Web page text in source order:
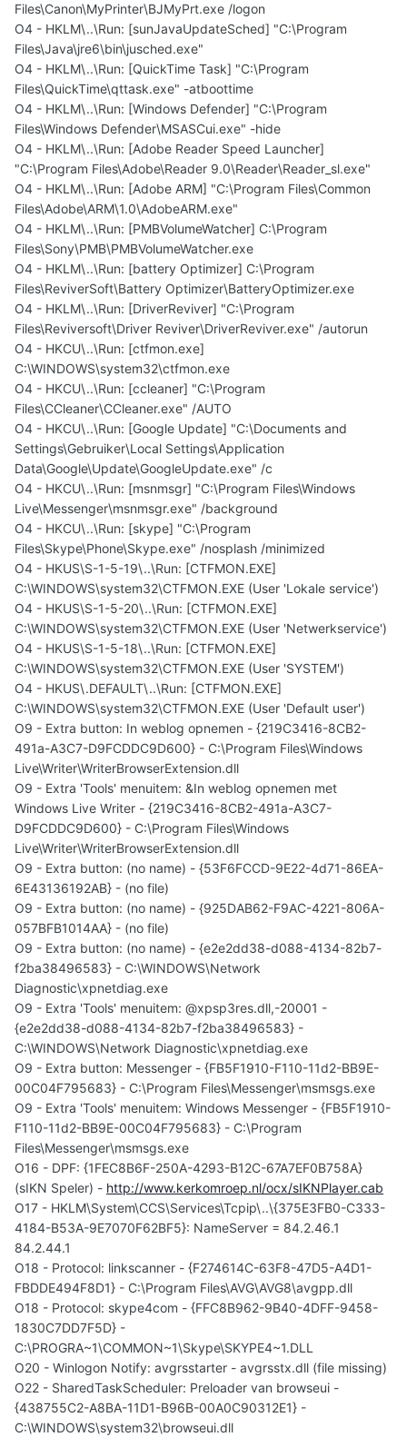
Files\Canon\MyPrinter\BJMyPrt.exe /logon
O4 - HKLM\..\Run: [sunJavaUpdateSched] "C:\Program
Files\Java\jre6\bin\jusched.exe"
O4 - HKLM\..\Run: [QuickTime Task] "C:\Program
Files\QuickTime\qttask.exe" -atboottime
O4 - HKLM\..\Run: [Windows Defender] "C:\Program
Files\Windows Defender\MSASCui.exe" -hide
O4 - HKLM\..\Run: [Adobe Reader Speed Launcher]
"C:\Program Files\Adobe\Reader 9.0\Reader\Reader_sl.exe"
O4 - HKLM\..\Run: [Adobe ARM] "C:\Program Files\Common
Files\Adobe\ARM\1.0\AdobeARM.exe"
O4 - HKLM\..\Run: [PMBVolumeWatcher] C:\Program
Files\Sony\PMB\PMBVolumeWatcher.exe
O4 - HKLM\..\Run: [battery Optimizer] C:\Program
Files\ReviverSoft\Battery Optimizer\BatteryOptimizer.exe
O4 - HKLM\..\Run: [DriverReviver] "C:\Program
Files\Reviversoft\Driver Reviver\DriverReviver.exe" /autorun
O4 - HKCU\..\Run: [ctfmon.exe]
C:\WINDOWS\system32\ctfmon.exe
O4 - HKCU\..\Run: [ccleaner] "C:\Program
Files\CCleaner\CCleaner.exe" /AUTO
O4 - HKCU\..\Run: [Google Update] "C:\Documents and
Settings\Gebruiker\Local Settings\Application
Data\Google\Update\GoogleUpdate.exe" /c
O4 - HKCU\..\Run: [msnmsgr] "C:\Program Files\Windows
Live\Messenger\msnmsgr.exe" /background
O4 - HKCU\..\Run: [skype] "C:\Program
Files\Skype\Phone\Skype.exe" /nosplash /minimized
O4 - HKUS\S-1-5-19\..\Run: [CTFMON.EXE]
C:\WINDOWS\system32\CTFMON.EXE (User 'Lokale service')
O4 - HKUS\S-1-5-20\..\Run: [CTFMON.EXE]
C:\WINDOWS\system32\CTFMON.EXE (User 'Netwerkservice')
O4 - HKUS\S-1-5-18\..\Run: [CTFMON.EXE]
C:\WINDOWS\system32\CTFMON.EXE (User 'SYSTEM')
O4 - HKUS\.DEFAULT\..\Run: [CTFMON.EXE]
C:\WINDOWS\system32\CTFMON.EXE (User 'Default user')
O9 - Extra button: In weblog opnemen - {219C3416-8CB2-
491a-A3C7-D9FCDDC9D600} - C:\Program Files\Windows
Live\Writer\WriterBrowserExtension.dll
O9 - Extra 'Tools' menuitem: &In weblog opnemen met
Windows Live Writer - {219C3416-8CB2-491a-A3C7-
D9FCDDC9D600} - C:\Program Files\Windows
Live\Writer\WriterBrowserExtension.dll
O9 - Extra button: (no name) - {53F6FCCD-9E22-4d71-86EA-
6E43136192AB} - (no file)
O9 - Extra button: (no name) - {925DAB62-F9AC-4221-806A-
057BFB1014AA} - (no file)
O9 - Extra button: (no name) - {e2e2dd38-d088-4134-82b7-
f2ba38496583} - C:\WINDOWS\Network
Diagnostic\xpnetdiag.exe
O9 - Extra 'Tools' menuitem: @xpsp3res.dll,-20001 -
{e2e2dd38-d088-4134-82b7-f2ba38496583} -
C:\WINDOWS\Network Diagnostic\xpnetdiag.exe
O9 - Extra button: Messenger - {FB5F1910-F110-11d2-BB9E-
00C04F795683} - C:\Program Files\Messenger\msmsgs.exe
O9 - Extra 'Tools' menuitem: Windows Messenger - {FB5F1910-
F110-11d2-BB9E-00C04F795683} - C:\Program
Files\Messenger\msmsgs.exe
O16 - DPF: {1FEC8B6F-250A-4293-B12C-67A7EF0B758A}
(sIKN Speler) - http://www.kerkomroep.nl/ocx/sIKNPlayer.cab
O17 - HKLM\System\CCS\Services\Tcpip\..\{375E3FB0-C333-
4184-B53A-9E7070F62BF5}: NameServer = 84.2.46.1
84.2.44.1
O18 - Protocol: linkscanner - {F274614C-63F8-47D5-A4D1-
FBDDE494F8D1} - C:\Program Files\AVG\AVG8\avgpp.dll
O18 - Protocol: skype4com - {FFC8B962-9B40-4DFF-9458-
1830C7DD7F5D} -
C:\PROGRA~1\COMMON~1\Skype\SKYPE4~1.DLL
O20 - Winlogon Notify: avgrsstarter - avgrsstx.dll (file missing)
O22 - SharedTaskScheduler: Preloader van browseui -
{438755C2-A8BA-11D1-B96B-00A0C90312E1} -
C:\WINDOWS\system32\browseui.dll